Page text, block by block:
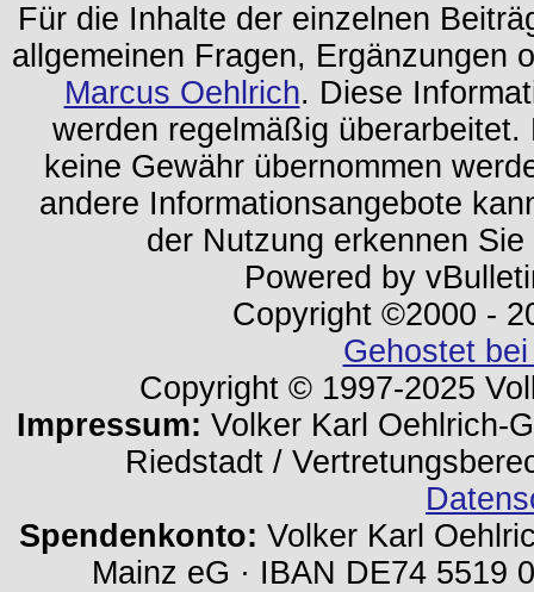
Für die Inhalte der einzelnen
allgemeinen Fragen, Ergänzungen
Marcus Oehlrich. Diese
werden regelmäßig
keine Gewähr übernommen
andere Informationsangebote
der Nutzung erkennen
Powered by
Copyright ©2000 -
Gehostet
Copyright © 1997-2025
Impressum: Volker Karl Oehlrich-
Riedstadt /
Spendenkonto: Volker Karl
Mainz eG · IBAN DE74 5519